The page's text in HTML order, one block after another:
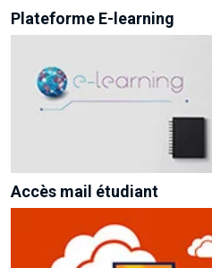
Plateforme E-learning
Accès mail étudiant